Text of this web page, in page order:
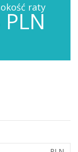
raty